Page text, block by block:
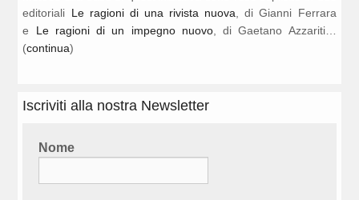
editoriali Le ragioni di una rivista nuova , di Gianni Ferrara
e Le ragioni di un impegno nuovo, di Gaetano Azzariti…
(continua)
Iscriviti alla nostra Newsletter
Nome